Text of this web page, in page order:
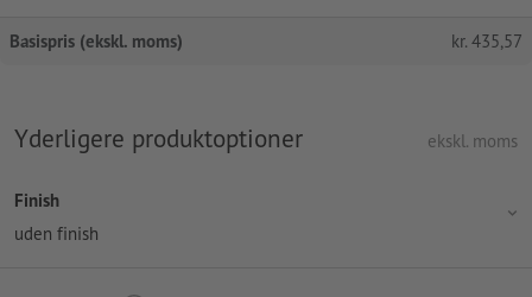
Basispris (ekskl. moms) kr. 435,57
Yderligere produktoptioner ekskl. moms
Finish
uden finish